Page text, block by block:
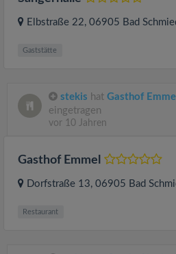
Elbstraße 22, 06905 Bad
Gaststätte
stekis hat Gasthof Emmel
eingetragen
vor 10 Jahren
Gasthof Emmel
Dorfstraße 13, 06905 Bad
Restaurant